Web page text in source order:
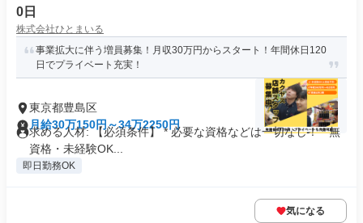
0日
株式会社ひとまいる
事業拡大に伴う増員募集！月収30万円からスタート！年間休日120
日でプライベート充実！
東京都豊島区
月給30万150円～34万2250円
求める人材: 【必須条件】 * 必要な資格などは一切なし！ * 無
資格・未経験OK...
即日勤務OK
気になる